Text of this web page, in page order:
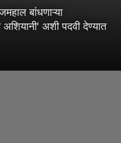
बांधणाऱ्या
अशी पदवी देण्यात